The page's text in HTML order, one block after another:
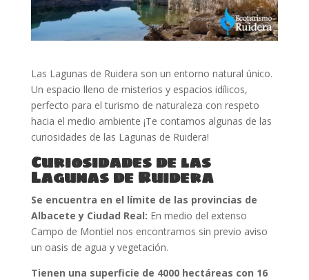
Las Lagunas de Ruidera son un entorno natural único.
Un espacio lleno de misterios y espacios idílicos,
perfecto para el turismo de naturaleza con respeto
hacia el medio ambiente ¡Te contamos algunas de las
curiosidades de las Lagunas de Ruidera!
Curiosidades de las
Lagunas de Ruidera
Se encuentra en el límite de las provincias de
Albacete y Ciudad Real: En medio del extenso
Campo de Montiel nos encontramos sin previo aviso
un oasis de agua y vegetación.
Tienen una superficie de 4000 hectáreas con 16